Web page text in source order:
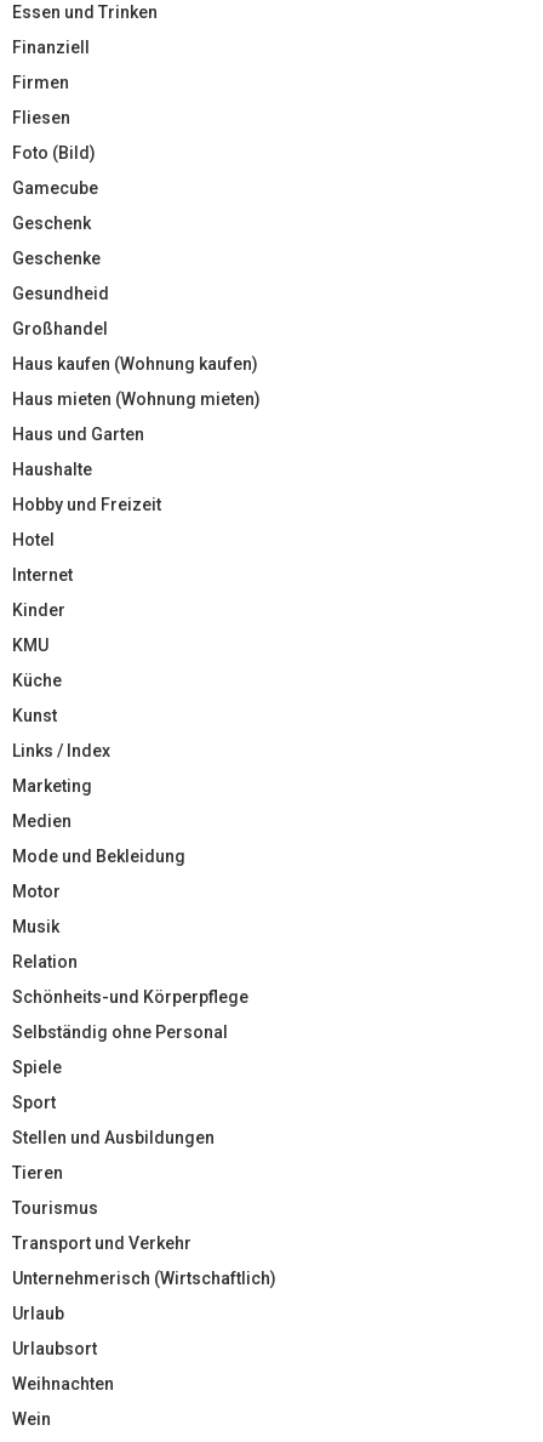
Essen und Trinken
Finanziell
Firmen
Fliesen
Foto (Bild)
Gamecube
Geschenk
Geschenke
Gesundheid
Großhandel
Haus kaufen (Wohnung kaufen)
Haus mieten (Wohnung mieten)
Haus und Garten
Haushalte
Hobby und Freizeit
Hotel
Internet
Kinder
KMU
Küche
Kunst
Links / Index
Marketing
Medien
Mode und Bekleidung
Motor
Musik
Relation
Schönheits-und Körperpflege
Selbständig ohne Personal
Spiele
Sport
Stellen und Ausbildungen
Tieren
Tourismus
Transport und Verkehr
Unternehmerisch (Wirtschaftlich)
Urlaub
Urlaubsort
Weihnachten
Wein